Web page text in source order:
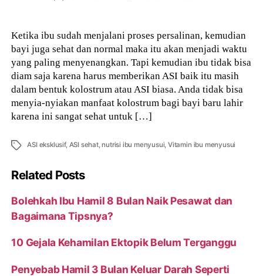
Ketika ibu sudah menjalani proses persalinan, kemudian
bayi juga sehat dan normal maka itu akan menjadi waktu
yang paling menyenangkan. Tapi kemudian ibu tidak bisa
diam saja karena harus memberikan ASI baik itu masih
dalam bentuk kolostrum atau ASI biasa. Anda tidak bisa
menyia-nyiakan manfaat kolostrum bagi bayi baru lahir
karena ini sangat sehat untuk […]
Tags ASI eksklusif, ASI sehat,nutrisi ibu menyusui,Vitamin ibu menyusui
Related Posts
Bolehkah Ibu Hamil 8 Bulan Naik Pesawat dan
Bagaimana Tipsnya?
10 Gejala Kehamilan Ektopik Belum Terganggu
Penyebab Hamil 3 Bulan Keluar Darah Seperti